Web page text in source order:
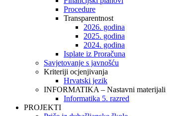
Procedure
Transparentnost
2026. godina
2025. godina
2024. godina
Isplate iz Proračuna
Savjetovanje s javnošću
Kriteriji ocjenjivanja
Hrvatski jezik
INFORMATIKA – Nastavni materijali
Informatika 5. razred
PROJEKTI